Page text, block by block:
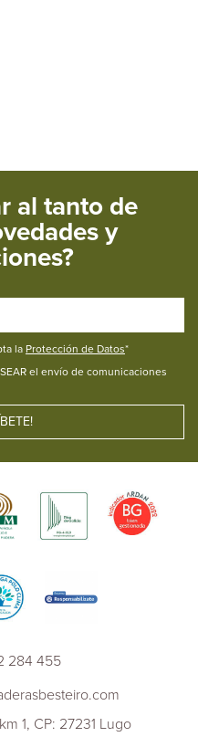
al tanto de
y
la Protección de Datos*
el envío de comunicaciones
284 455
1, CP: 27231 Lugo